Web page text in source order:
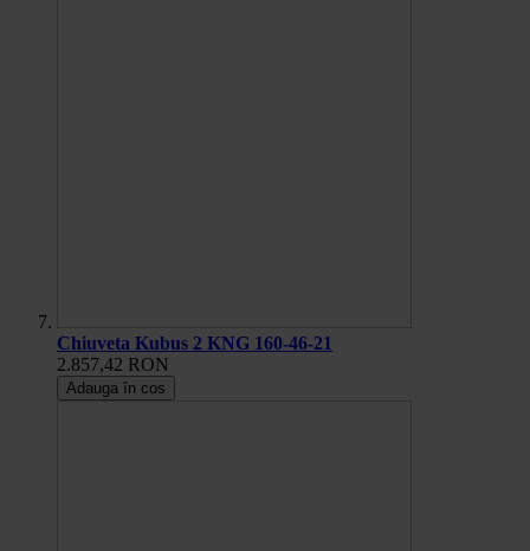
Chiuveta Kubus 2 KNG 160-46-21
2.857,42 RON
Adauga în cos